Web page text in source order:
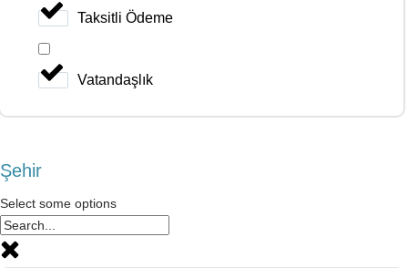
Taksitli Ödeme
Vatandaşlık
Şehir
Select some options